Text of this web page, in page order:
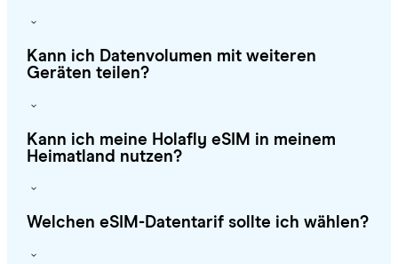
Kann ich Datenvolumen mit weiteren
Geräten teilen?
Kann ich meine Holafly eSIM in meinem
Heimatland nutzen?
Welchen eSIM-Datentarif sollte ich wählen?